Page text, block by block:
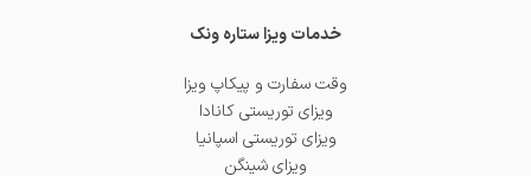
خدمات ویزا ستاره ونک
وقت سفارت و پیکاپ ویزا
ویزای توریستی کانادا
ویزای توریستی اسپانیا
ویزای شینگن